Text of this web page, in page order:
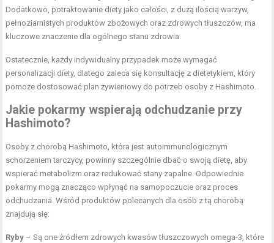
Dodatkowo, potraktowanie diety jako całości, z dużą ilością warzyw,
pełnoziarnistych produktów zbożowych oraz zdrowych tłuszczów, ma
kluczowe znaczenie dla ogólnego stanu zdrowia.
Ostatecznie, każdy indywidualny przypadek może wymagać
personalizacji diety, dlatego zaleca się konsultację z dietetykiem, który
pomoże dostosować plan żywieniowy do potrzeb osoby z Hashimoto.
Jakie pokarmy wspierają odchudzanie przy
Hashimoto?
Osoby z chorobą Hashimoto, która jest autoimmunologicznym
schorzeniem tarczycy, powinny szczególnie dbać o swoją dietę, aby
wspierać metabolizm oraz redukować stany zapalne. Odpowiednie
pokarmy mogą znacząco wpłynąć na samopoczucie oraz proces
odchudzania. Wśród produktów polecanych dla osób z tą chorobą
znajdują się:
Ryby – Są one źródłem zdrowych kwasów tłuszczowych omega-3, które